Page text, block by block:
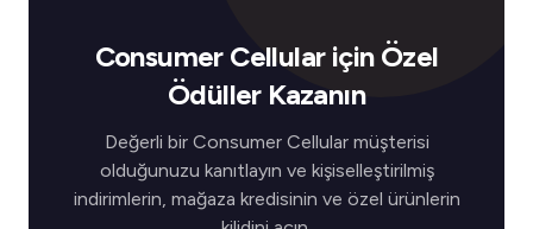
Consumer Cellular için Özel
Ödüller Kazanın
Değerli bir Consumer Cellular müşterisi
olduğunuzu kanıtlayın ve kişiselleştirilmiş
indirimlerin, mağaza kredisinin ve özel ürünlerin